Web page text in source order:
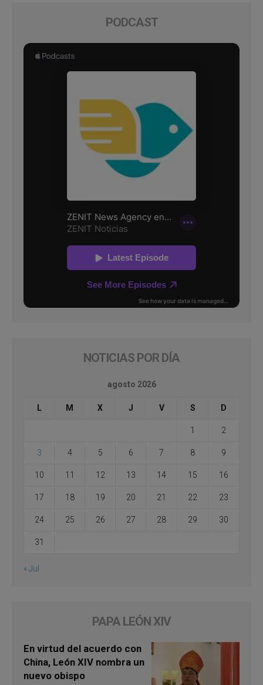
PODCAST
NOTICIAS POR DÍA
agosto 2026
L M X J V S D
1 2
3 4 5 6 7 8 9
10 11 12 13 14 15 16
17 18 19 20 21 22 23
24 25 26 27 28 29 30
31
« Jul
PAPA LEÓN XIV
En virtud del acuerdo con
China, León XIV nombra un
nuevo obispo